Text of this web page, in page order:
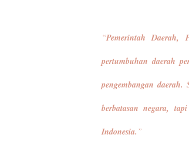
“Pemerintah Daerah,
pertumbuhan daerah
pengembangan
berbatasan negara,
Indonesia. ”